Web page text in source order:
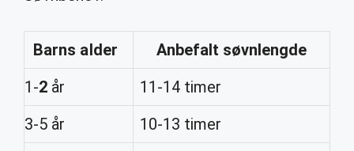
Barns alder
Anbefalt søvnlengde
1-2 år
11-14 timer
3-5 år
10-13 timer